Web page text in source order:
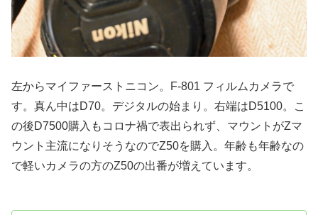
左からマイファーストニコン。F-801 フィルムカメラで
す。真ん中はD70。デジタルの始まり。右端はD5100。こ
の後D7500購入もコロナ禍で表出られず、マウントがZマ
ウント主流になりそうなのでZ50を購入。年齢も年齢なの
で軽いカメラの方のZ50の出番が増えています。